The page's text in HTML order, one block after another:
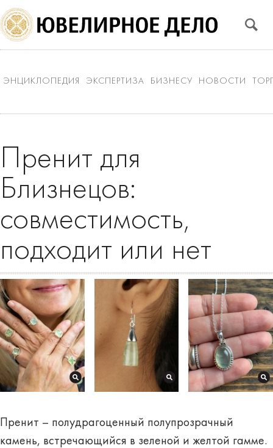
ЭНЦИКЛОПЕДИЯ ЭКСПЕРТИЗА БИЗНЕСУ НОВОСТИ
Пренит для
Близнецов:
совместимость,
подходит или нет
Пренит – полудрагоценный полупрозрачный
камень, встречающийся в зеленой и желтой гамме.